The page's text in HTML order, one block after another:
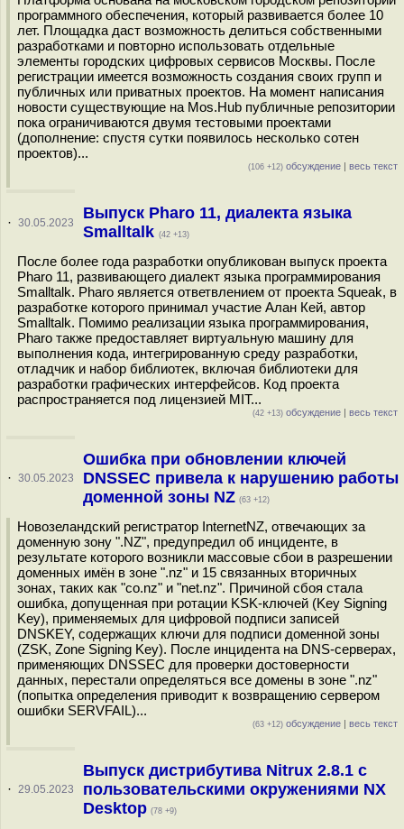
программного обеспечения, который развивается более 10
лет. Площадка даст возможность делиться собственными
разработками и повторно использовать отдельные
элементы городских цифровых сервисов Москвы. После
регистрации имеется возможность создания своих групп и
публичных или приватных проектов. На момент написания
новости существующие на Mos.Hub публичные репозитории
пока ограничиваются двумя тестовыми проектами
(дополнение: спустя сутки появилось несколько сотен
проектов)...
(106 +12) обсуждение | весь текст
· 30.05.2023
Выпуск Pharo 11, диалекта языка
Smalltalk (42 +13)
После более года разработки опубликован выпуск проекта
Pharo 11, развивающего диалект языка программирования
Smalltalk. Pharo является ответвлением от проекта Squeak, в
разработке которого принимал участие Алан Кей, автор
Smalltalk. Помимо реализации языка программирования,
Pharo также предоставляет виртуальную машину для
выполнения кода, интегрированную среду разработки,
отладчик и набор библиотек, включая библиотеки для
разработки графических интерфейсов. Код проекта
распространяется под лицензией MIT...
(42 +13) обсуждение | весь текст
· 30.05.2023
Ошибка при обновлении ключей
DNSSEC привела к нарушению работы
доменной зоны NZ (63 +12)
Новозеландский регистратор InternetNZ, отвечающих за
доменную зону ".NZ", предупредил об инциденте, в
результате которого возникли массовые сбои в разрешении
доменных имён в зоне ".nz" и 15 связанных вторичных
зонах, таких как "co.nz" и "net.nz". Причиной сбоя стала
ошибка, допущенная при ротации KSK-ключей (Key Signing
Key), применяемых для цифровой подписи записей
DNSKEY, содержащих ключи для подписи доменной зоны
(ZSK, Zone Signing Key). После инцидента на DNS-серверах,
применяющих DNSSEC для проверки достоверности
данных, перестали определяться все домены в зоне ".nz"
(попытка определения приводит к возвращению сервером
ошибки SERVFAIL)...
(63 +12) обсуждение | весь текст
· 29.05.2023
Выпуск дистрибутива Nitrux 2.8.1 с
пользовательскими окружениями NX
Desktop (78 +9)